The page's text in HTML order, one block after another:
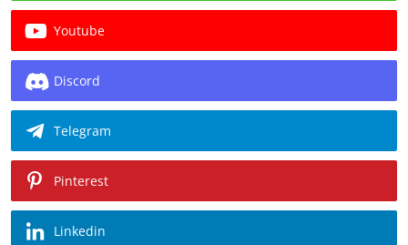
Youtube
Discord
Telegram
Pinterest
Linkedin